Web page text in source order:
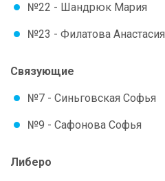
№22 - Шандрюк Мария
№23 - Филатова Анастасия
Связующие
№7 - Синьговская Софья
№9 - Сафонова Софья
Либеро